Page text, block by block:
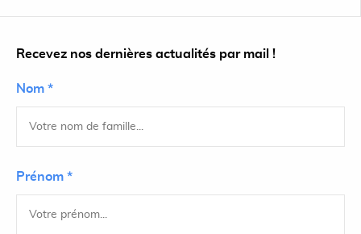
Recevez nos dernières actualités par mail !
Nom *
Prénom *